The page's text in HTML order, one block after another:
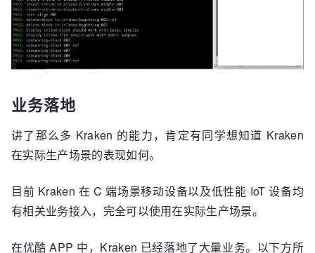
业务落地
讲了那么多 Kraken 的能力，肯定有同学想知道 Kraken
在实际生产场景的表现如何。
目前 Kraken 在 C 端场景移动设备以及低性能 IoT 设备均
有相关业务接入，完全可以使用在实际生产场景。
在优酷 APP 中，Kraken 已经落地了大量业务。以下方所